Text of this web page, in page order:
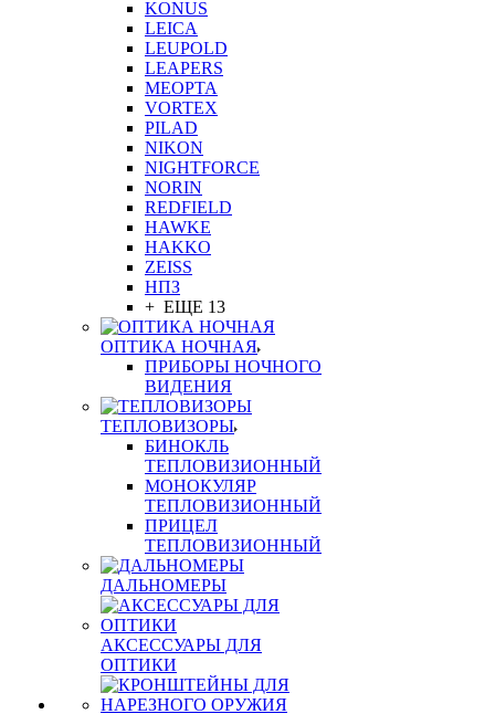
KONUS
LEICA
LEUPOLD
LEAPERS
MEOPTA
VORTEX
PILAD
NIKON
NIGHTFORCE
NORIN
REDFIELD
HAWKE
HAKKO
ZEISS
НПЗ
+ ЕЩЕ 13
ОПТИКА НОЧНАЯ
ПРИБОРЫ НОЧНОГО
ВИДЕНИЯ
ТЕПЛОВИЗОРЫ
БИНОКЛЬ
ТЕПЛОВИЗИОННЫЙ
МОНОКУЛЯР
ТЕПЛОВИЗИОННЫЙ
ПРИЦЕЛ
ТЕПЛОВИЗИОННЫЙ
ДАЛЬНОМЕРЫ
АКСЕССУАРЫ ДЛЯ
ОПТИКИ